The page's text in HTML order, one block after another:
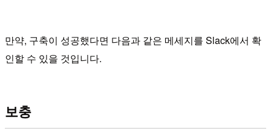
만약, 구축이 성공했다면 다음과 같은 메세지를 Slack에서 확
인할 수 있을 것입니다.
보충